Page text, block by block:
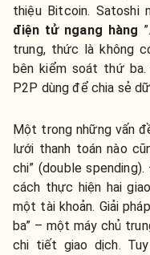
thiệu Bitcoin.
điện tử ngang hàng
trung, thức là không
bên kiểm soát thứ
P2P dùng để chia sẻ
Một trong những vấn
lưới thanh toán nào
chi” (double
cách thực hiện hai
một tài khoản. Giải
ba” – một máy chủ
chi tiết giao dịch.